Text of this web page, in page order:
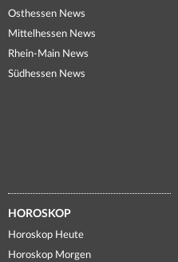
Osthessen News
Mittelhessen News
Rhein-Main News
Südhessen News
HOROSKOP
Horoskop Heute
Horoskop Morgen